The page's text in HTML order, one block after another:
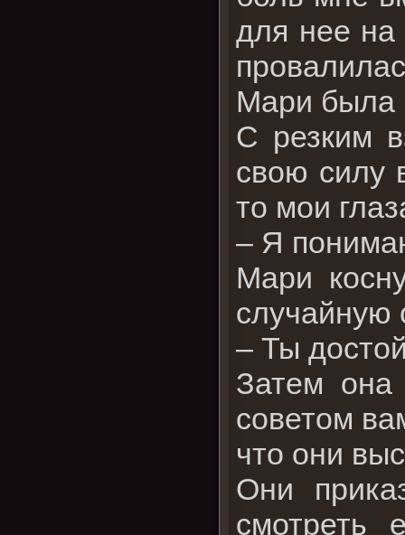
для нее на
Мари была
С резким
свою силу
то мои
– Я
Мари
случайную
– Ты
Затем
советом
что они
Они
смотреть